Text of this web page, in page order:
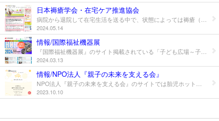
お問合せ 日本褥瘡学会・在宅ケア推進協会
2024.05.14
情報/国際福祉機器展
2024.03.13
情報/NPO法人『親子の未来を支える会』
2023.10.10